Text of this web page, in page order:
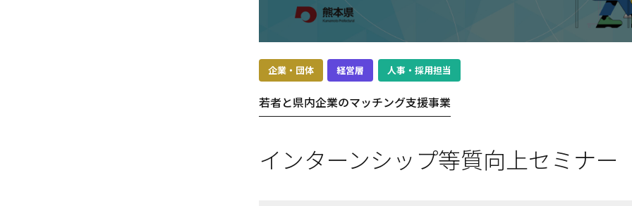
企業・団体 経営層 人事・採用担当
若者と県内企業のマッチング支援事業
インターンシップ等質向上セミナー